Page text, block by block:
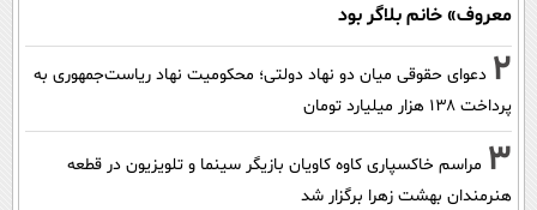
معروف» خانم بلاگر بود
2 دعوای حقوقی میان دو نهاد دولتی؛ محکومیت نهاد ریاست‌جمهوری به
پرداخت ۱۳۸ هزار میلیارد تومان
3 مراسم خاکسپاری کاوه کاویان بازیگر سینما و تلویزیون در قطعه
هنرمندان بهشت زهرا برگزار شد